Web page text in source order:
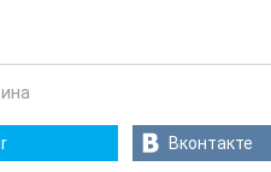
Вконтакте